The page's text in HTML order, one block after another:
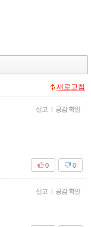
새로고침
신고 | 공감 확인
0
0
신고 | 공감 확인